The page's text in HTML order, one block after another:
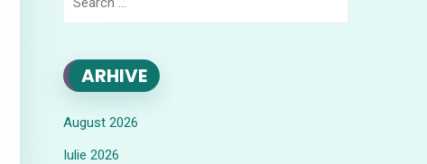
ARHIVE
August 2026
Iulie 2026